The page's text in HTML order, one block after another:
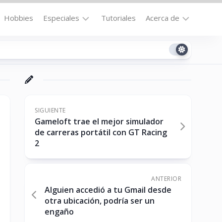
Hobbies Especiales
la
Destacados
Downloads
cat
Tutoriales Acerca de
Contacto
Cookie
Policy
SIGUIENTE
Gameloft trae el mejor simulador
de carreras portátil con GT Racing
2
ANTERIOR
Alguien accedió a tu Gmail desde
otra ubicación, podría ser un
engaño